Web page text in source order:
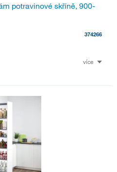
potravinové skříně, 900-
374266
více